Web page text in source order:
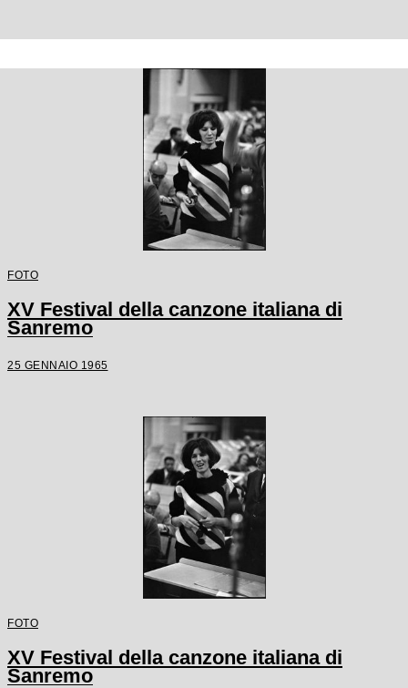
FOTO
XV Festival della canzone italiana di
Sanremo
25 GENNAIO 1965
FOTO
XV Festival della canzone italiana di
Sanremo